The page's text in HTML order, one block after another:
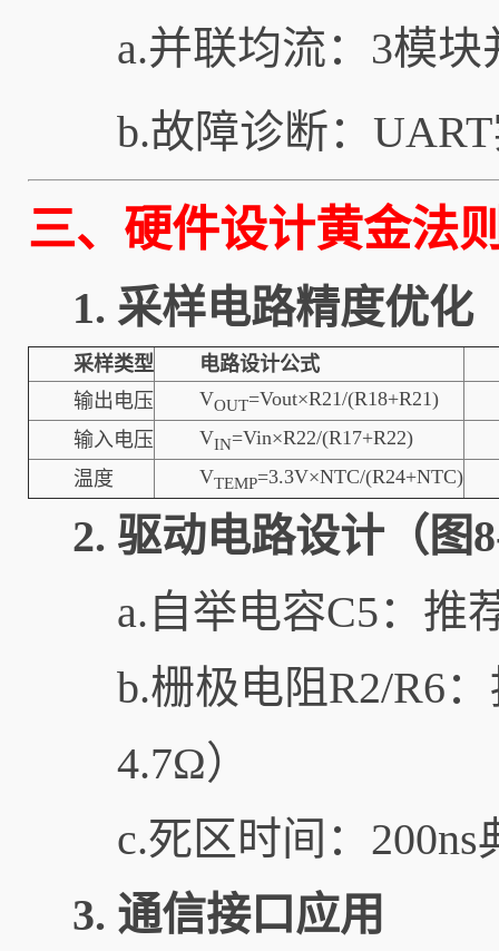
a.并联均流：3模
b.故障诊断：
三、硬件设计黄金法
1. 采样电路精度优化
采样类型
电路设计公式
输出电压
VOUT​=Vout×R21/(R18+R21​)
输入电压
VIN​=Vin×R22/(R17+R22​)
温度
VTEMP​=3.3V×NTC/(R24+NTC​)
2. 驱动电路设计（图
a.自举电容C5：推
b.栅极电阻R2/R6
4.7Ω）
c.死区时间：
3. 通信接口应用